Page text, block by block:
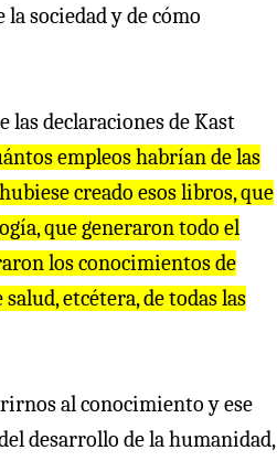
sociedad y de cómo
las declaraciones de Kast
empleos habrían de las
creado esos libros, que
que generaron todo el
los conocimientos de
etcétera, de todas las
al conocimiento y ese
desarrollo de la humanidad,